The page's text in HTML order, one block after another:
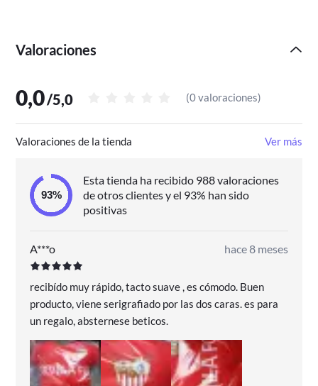
oportunidad de lucir a la moda y protegerte del frío con
Valoraciones
0,0/5,0 (0 valoraciones)
Valoraciones de la tienda Ver más
Esta tienda ha recibido 988 valoraciones
de otros clientes y el 93% han sido
positivas
A***o hace 8 meses
recibído muy rápido, tacto suave , es cómodo. Buen
producto, viene serigrafiado por las dos caras. es para
un regalo, absternese beticos.